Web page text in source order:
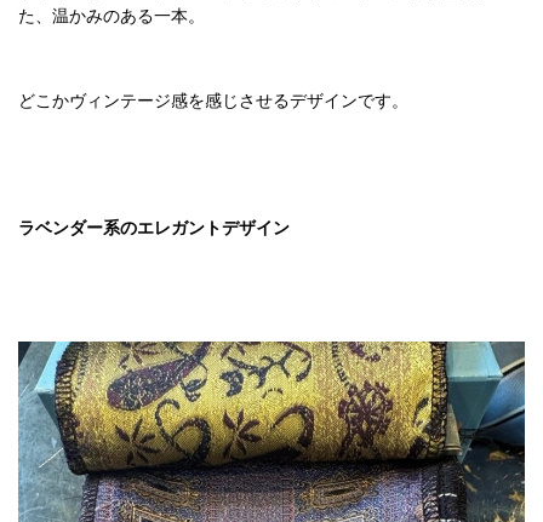
た、温かみのある一本。
どこかヴィンテージ感を感じさせるデザインです。
ラベンダー系のエレガントデザイン